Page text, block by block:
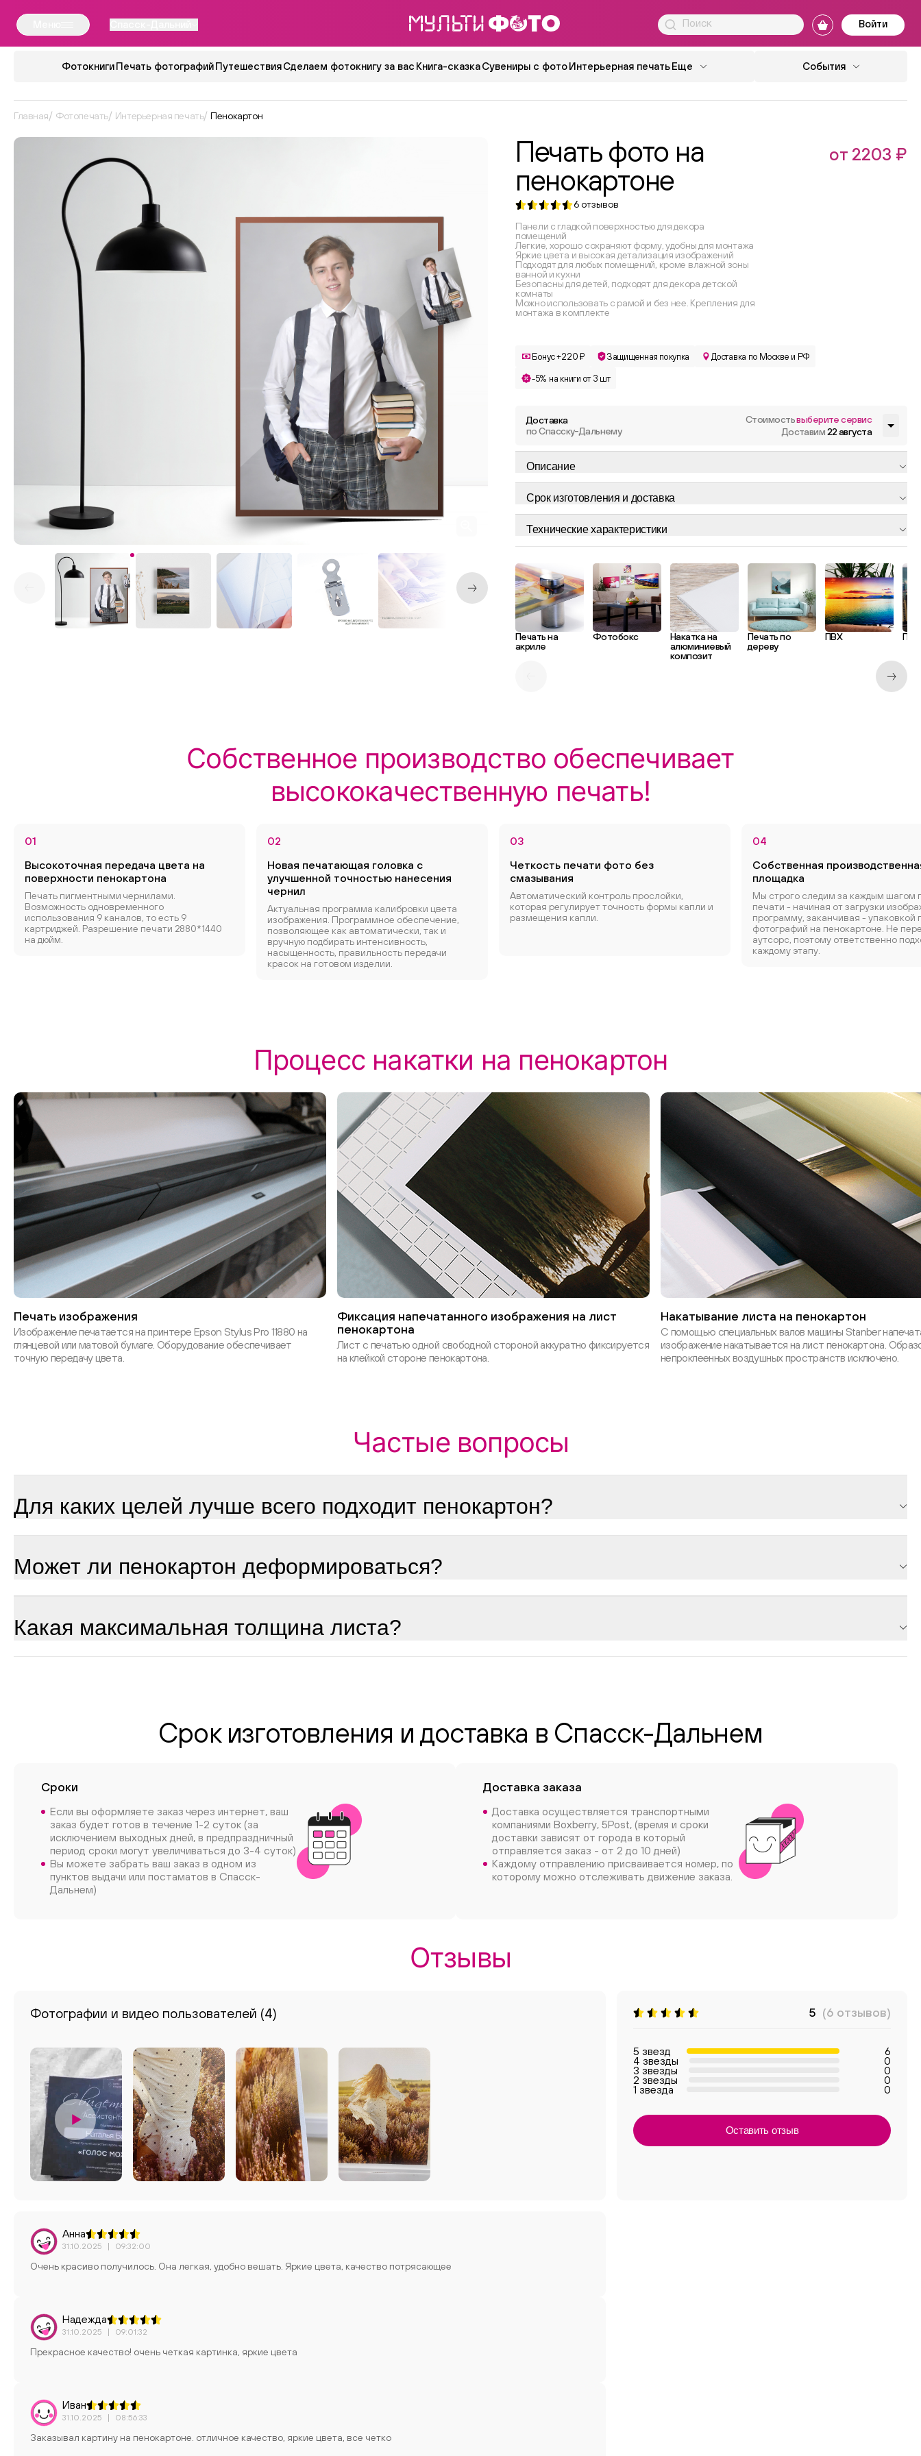
Войти
Фотокниги Печать фотографий Путешествия Сделаем фотокнигу за вас Книга-сказка Сувениры с фото Интерьерная печать Еще События
Главная Фотопечать Интерьерная печать Пенокартон
Печать фото на
пенокартоне
от 2203 ₽
6 отзывов
Панели с гладкой поверхностью для декора
помещений
Легкие, хорошо сохраняют форму, удобны для монтажа
Яркие цвета и высокая детализация изображений
Подходят для любых помещений, кроме влажной зоны
ванной и кухни
Безопасны для детей, подходят для декора детской
комнаты
Можно использовать с рамой и без нее. Крепления для
монтажа в комплекте
Бонус +220 ₽ Защищенная покупка Доставка по Москве и РФ
-5% на книги от 3 шт
Доставка
по Спасску-Дальнему
Стоимостьвыберите сервис
Доставим22 августа
Описание
Срок изготовления и доставка
Технические характеристики
Печать на
акриле
Фотобокс
Накатка на
алюминиевый
композит
Печать по
дереву
ПВХ
Собственное производство обеспечивает
высококачественную печать!
01
Высокоточная передача цвета на
поверхности пенокартона
Печать пигментными чернилами.
Возможность одновременного
использования 9 каналов, то есть 9
картриджей. Разрешение печати 2880*1440
на дюйм.
02
Новая печатающая головка с
улучшенной точностью нанесения
чернил
Актуальная программа калибровки цвета
изображения. Программное обеспечение,
позволяющее как автоматически, так и
вручную подбирать интенсивность,
насыщенность, правильность передачи
красок на готовом изделии.
03
Четкость печати фото без
смазывания
Автоматический контроль прослойки,
которая регулирует точность формы капли и
размещения капли.
04
Собственная
площадка
Мы строго следим за каждым шагом
печати - начиная от загрузки
программу, заканчивая - упаковкой
фотографий на пенокартоне. Не
аутсорс, поэтому ответственно
каждому этапу.
Процесс накатки на пенокартон
Печать изображения
Изображение печатается на принтере Epson Stylus Pro 11880 на
глянцевой или матовой бумаге. Оборудование обеспечивает
точную передачу цвета.
Фиксация напечатанного изображения на лист
пенокартона
Лист с печатью одной свободной стороной аккуратно фиксируется
на клейкой стороне пенокартона.
Накатывание листа на пенокартон
С помощью специальных валов машины Stanber
изображение накатывается на лист пенокартона.
непроклеенных воздушных пространств исключено.
Частые вопросы
Для каких целей лучше всего подходит пенокартон?
Может ли пенокартон деформироваться?
Какая максимальная толщина листа?
Срок изготовления и доставка в Спасск-Дальнем
Сроки
Если вы оформляете заказ через интернет, ваш
заказ будет готов в течение 1-2 суток (за
исключением выходных дней, в предпраздничный
период сроки могут увеличиваться до 3-4 суток)
Вы можете забрать ваш заказ в одном из
пунктов выдачи или постаматов в Спасск-
Дальнем)
Доставка заказа
Доставка осуществляется транспортными
компаниями Boxberry, 5Post, (время и сроки
доставки зависят от города в который
отправляется заказ - от 2 до 10 дней)
Каждому отправлению присваивается номер, по
которому можно отслеживать движение заказа.
Отзывы
Фотографии и видео пользователей (4) 5 (6 отзывов)
5 звезд 6
4 звезды 0
3 звезды 0
2 звезды 0
1 звезда 0
Оставить отзыв
Анна
31.10.2025 09:32:00
Очень красиво получилось. Она легкая, удобно вешать. Яркие цвета, качество потрясающее
Надежда
31.10.2025 09:01:32
Прекрасное качество! очень четкая картинка, яркие цвета
Иван
31.10.2025 08:56:33
Заказывал картину на пенокартоне. отличное качество, яркие цвета, все четко